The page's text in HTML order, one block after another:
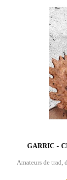
GARRIC -
Amateurs de trad,